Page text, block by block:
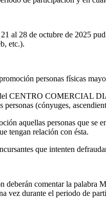
al 28 de octubre de 2025
etc.).
personas físicas
CENTRO COMERCIAL
personas (cónyuges,
aquellas personas que
tengan relación con ésta.
que intenten
deberán comentar la
vez durante el periodo de